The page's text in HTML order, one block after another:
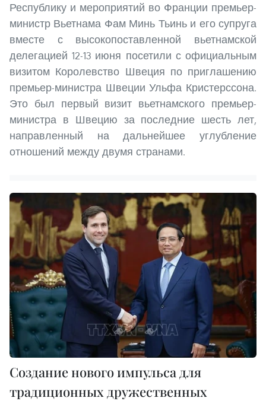
Республику и мероприятий во Франции премьер-
министр Вьетнама Фам Минь Тьинь и его супруга
вместе с высокопоставленной вьетнамской
делегацией 12-13 июня посетили с официальным
визитом Королевство Швеция по приглашению
премьер-министра Швеции Ульфа Кристерссона.
Это был первый визит вьетнамского премьер-
министра в Швецию за последние шесть лет,
направленный на дальнейшее углубление
отношений между двумя странами.
Создание нового импульса для
традиционных дружественных